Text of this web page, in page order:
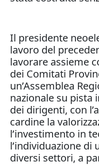
Il presidente
lavoro del
lavorare assieme
dei Comitati
un’Assemblea
nazionale su pista
dei dirigenti, con
cardine la
l’investimento in
l’individuazione
diversi settori, a